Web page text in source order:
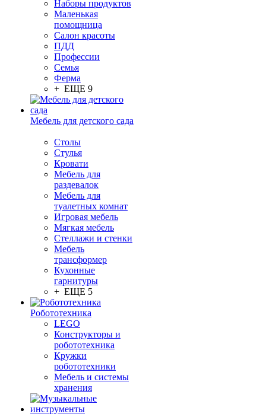
Наборы продуктов
Маленькая
помощница
Салон красоты
ПДД
Профессии
Семья
Ферма
+ ЕЩЕ 9
Мебель для детского сада
Столы
Cтулья
Кровати
Мебель для
раздевалок
Мебель для
туалетных комнат
Игровая мебель
Мягкая мебель
Стеллажи и стенки
Мебель
трансформер
Кухонные
гарнитуры
+ ЕЩЕ 5
Робототехника
LEGO
Конструкторы и
робототехника
Кружки
робототехники
Мебель и системы
хранения